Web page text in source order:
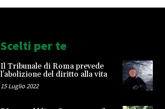
Scelti per te
Il Tribunale di Roma prevede
l’abolizione del diritto alla vita
15 Luglio 2022